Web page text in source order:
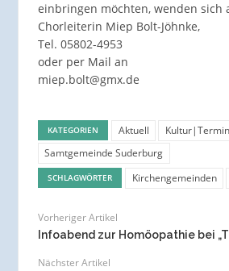
einbringen möchten, wenden sich
Chorleiterin Miep Bolt-Jöhnke,
Tel. 05802-4953
oder per Mail an
miep.bolt@gmx.de
KATEGORIEN Aktuell
Samtgemeinde Suderburg
SCHLAGWÖRTER Kirchengemeinden
Vorheriger Artikel
Infoabend zur Homöopathie bei
Nächster Artikel